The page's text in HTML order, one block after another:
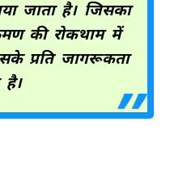
जाता है। जिसका
की रोकथाम में
प्रति जागरूकता
है।